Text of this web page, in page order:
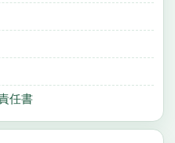
任書